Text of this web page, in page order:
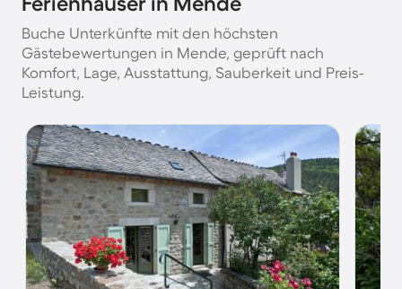
Buche Unterkünfte mit den höchsten
Gästebewertungen in Mende, geprüft nach
Komfort, Lage, Ausstattung, Sauberkeit und Preis-
Leistung.